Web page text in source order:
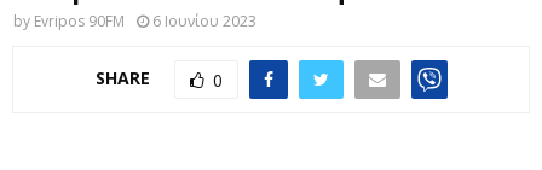
by Evripos 90FM 6 Ιουνίου 2023
SHARE 0